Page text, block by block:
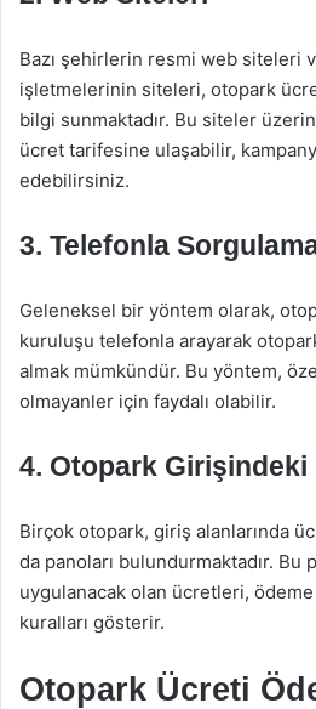
Bazı şehirlerin resmi web siteleri
işletmelerinin siteleri, otopark
bilgi sunmaktadır. Bu siteler
ücret tarifesine ulaşabilir,
edebilirsiniz.
3. Telefonla
Geleneksel bir yöntem olarak,
kuruluşu telefonla arayarak
almak mümkündür. Bu yöntem,
olmayanler için faydalı olabilir.
4. Otopark Girişindeki
Birçok otopark, giriş alanlarında
da panoları bulundurmaktadır. Bu
uygulanacak olan ücretleri,
kuralları gösterir.
Otopark Ücreti